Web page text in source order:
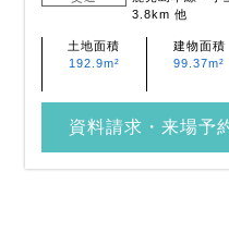
3.8km 他
土地面積
192.9m²
建物面積
99.37m²
資料請求・来場予